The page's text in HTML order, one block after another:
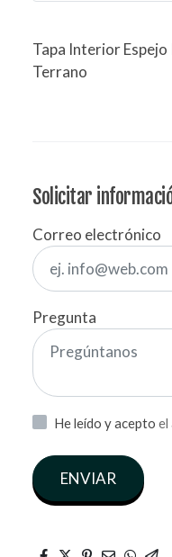
Tapa Interior
Terrano
Solicitar
Correo electrónico
Pregunta
He leído y acepto el
ENVIAR